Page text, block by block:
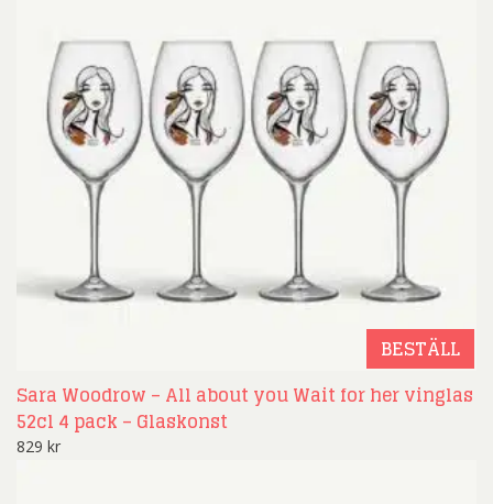
BESTÄLL
Sara Woodrow – All about you Wait for her vinglas
52cl 4 pack – Glaskonst
829 kr